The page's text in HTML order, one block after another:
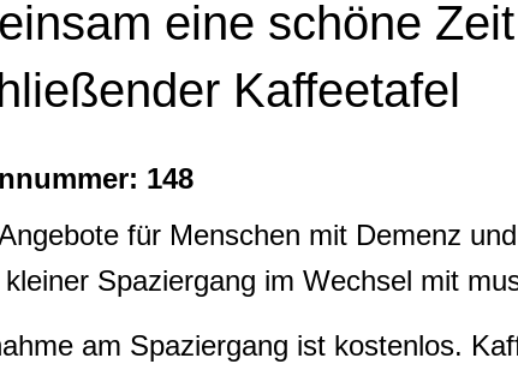
eine schöne
Kaffeetafel
148
für Menschen mit Demenz
Spaziergang im Wechsel mit
am Spaziergang ist kostenlos.